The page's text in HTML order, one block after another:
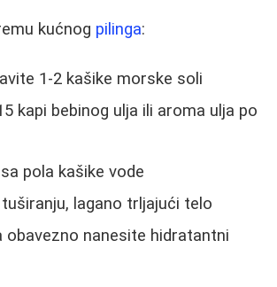
kućnog pilinga:
1-2 kašike morske soli
kapi bebinog ulja ili aroma ulja po
pola kašike vode
lagano trljajući telo
obavezno nanesite hidratantni